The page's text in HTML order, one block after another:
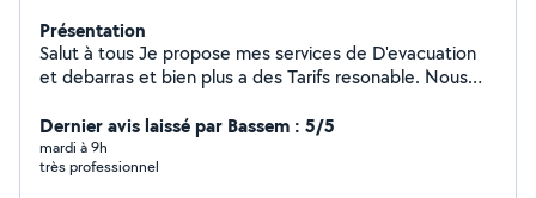
Présentation
Salut à tous Je propose mes services de D'evacuation
et debarras et bien plus a des Tarifs resonable. Nous
évidemment avec le sourire. Votre Démé..... et le nôtre,
Équipements complet pour mener à bien votre démé....
en toute sécurité et sérénité . urgente rapide c'est OK
Dernier avis laissé par Bassem : 5/5
mardi à 9h
très professionnel